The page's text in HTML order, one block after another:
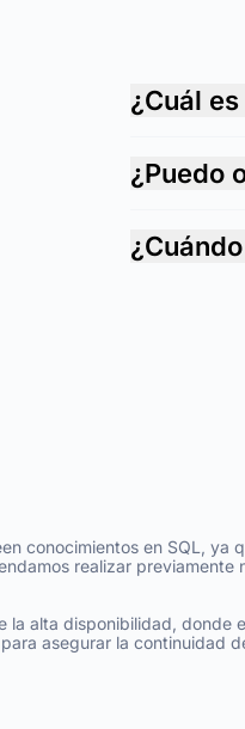
¿Cuál
¿Puedo
conocimientos en SQL,
realizar previamente
la alta disponibilidad,
asegurar la continuidad